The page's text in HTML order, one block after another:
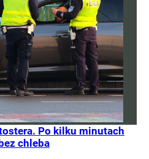
Po kilku minutach
chleba